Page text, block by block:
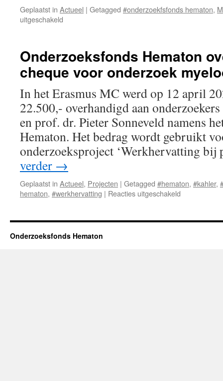
Geplaatst in Actueel | Getagged #onderzoekfsfonds hematon,
uitgeschakeld
Myeloom
brengt
€
op
Onderzoeksfonds Hematon
cheque voor onderzoek
In het Erasmus MC werd op 12 april
22.500,- overhandigd aan
en prof. dr. Pieter Sonneveld namens
Hematon. Het bedrag wordt gebruikt
onderzoeksproject ‘Werkhervatting
verder →
Geplaatst in Actueel, Projecten | Getagged #hematon, #kahler,
hematon, #werkhervatting | Reacties uitgeschakeld
overhandigt
Onderzoeksfonds Hematon